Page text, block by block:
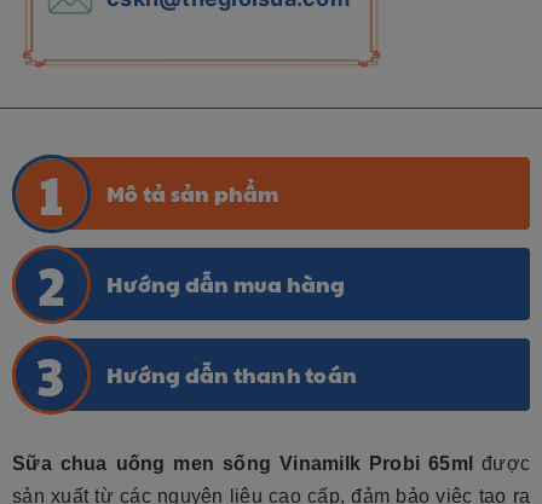
Mô tả sản phẩm
Hướng dẫn mua hàng
Hướng dẫn thanh toán
Sữa chua uống men sống Vinamilk Probi 65ml được
sản xuất từ các nguyên liệu cao cấp, đảm bảo việc tạo ra